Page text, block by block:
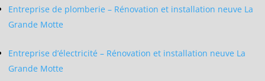
Entreprise de plomberie – Rénovation et installation neuve La
Grande Motte
Entreprise d’électricité – Rénovation et installation neuve La
Grande Motte